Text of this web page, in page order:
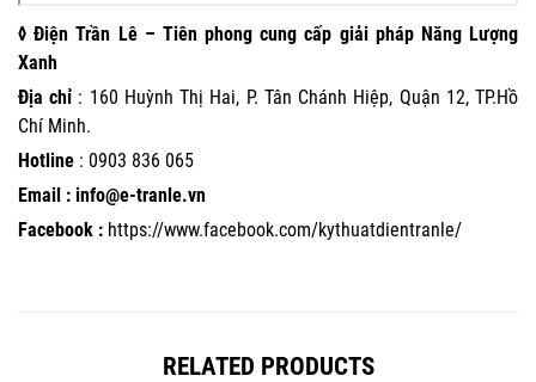
◊ Điện Trần Lê – Tiên phong cung cấp giải pháp Năng Lượng
Xanh
Địa chỉ : 160 Huỳnh Thị Hai, P. Tân Chánh Hiệp, Quận 12, TP.Hồ
Chí Minh.
Hotline : 0903 836 065
Email : info@e-tranle.vn
Facebook : https://www.facebook.com/kythuatdientranle/
RELATED PRODUCTS